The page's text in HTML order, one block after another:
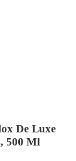
De Luxe
500 Ml